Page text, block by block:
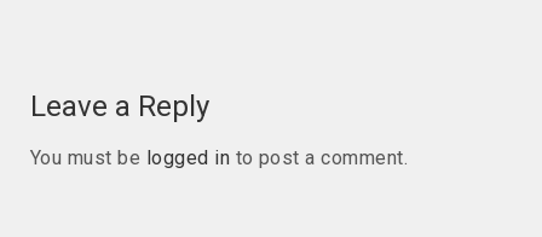
Leave a Reply
You must be logged in to post a comment.